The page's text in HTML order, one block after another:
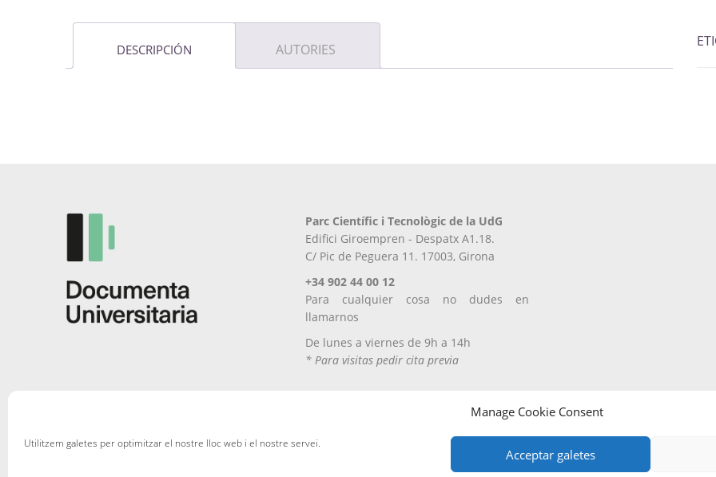
Manage Cookie Consent
Utilitzem galetes per optimitzar el nostre lloc web i el nostre servei.
Acceptar galetes
DESCRIPCIÓN AUTORIES
Parc Científic i Tecnològic de la UdG
Edifici Giroempren - Despatx A1.18.
C/ Pic de Peguera 11. 17003, Girona
+34 902 44 00 12
Para cualquier cosa no dudes en
llamarnos
De lunes a viernes de 9h a 14h
* Para visitas pedir cita previa